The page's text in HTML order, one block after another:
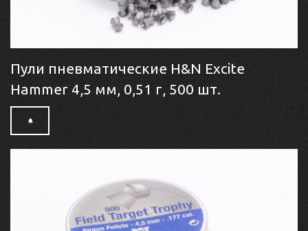
Пули пневматические H&N Excite
Hammer 4,5 мм, 0,51 г, 500 шт.